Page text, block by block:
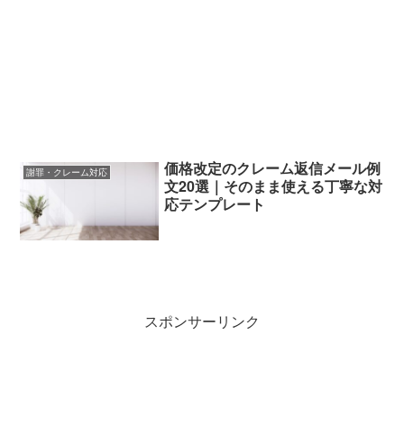
謝罪・クレーム対応
価格改定のクレーム返信メール例
文20選｜そのまま使える丁寧な対
応テンプレート
スポンサーリンク